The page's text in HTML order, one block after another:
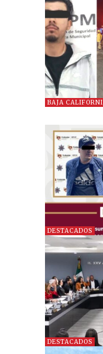
BAJA
DESTACADOS
DESTACADOS